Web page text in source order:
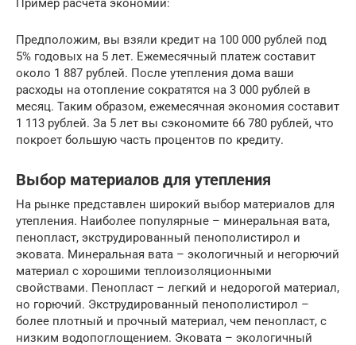
Пример расчета экономии:
Предположим, вы взяли кредит на 100 000 рублей под
5% годовых на 5 лет. Ежемесячный платеж составит
около 1 887 рублей. После утепления дома ваши
расходы на отопление сократятся на 3 000 рублей в
месяц. Таким образом, ежемесячная экономия составит
1 113 рублей. За 5 лет вы сэкономите 66 780 рублей, что
покроет большую часть процентов по кредиту.
Выбор материалов для утепления
На рынке представлен широкий выбор материалов для
утепления. Наиболее популярные – минеральная вата,
пенопласт, экструдированный пенополистирол и
эковата. Минеральная вата – экологичный и негорючий
материал с хорошими теплоизоляционными
свойствами. Пенопласт – легкий и недорогой материал,
но горючий. Экструдированный пенополистирол –
более плотный и прочный материал, чем пенопласт, с
низким водопоглощением. Эковата – экологичный